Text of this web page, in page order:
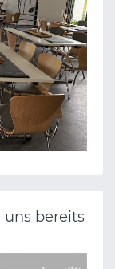
bereits